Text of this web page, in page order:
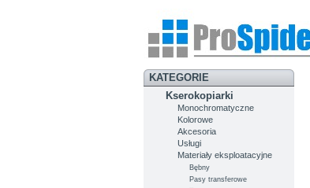
KATEGORIE
Kserokopiarki
Monochromatyczne
Kolorowe
Akcesoria
Usługi
Materiały eksploatacyjne
Bębny
Pasy transferowe